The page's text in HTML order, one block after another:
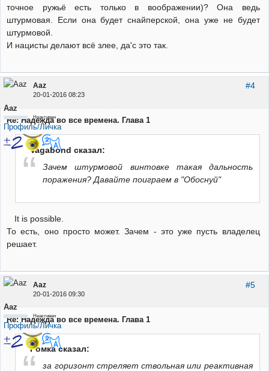
точное ружьё есть только в воображении)? Она ведь
штурмовая. Если она будет снайперской, она уже не будет
штурмовой.
И нацисты делают всё злее, да'с это так.
#4
Aaz
20-01-2016 08:23
Aaz
Неактивен
Профиль/Личка
Re: Надежда во все времена. Глава 1
Vagabond сказал:
Зачем штурмовой винтовке такая дальность
поражения? Давайте поиграем в "Обоснуй"
It is possible.
То есть, оно просто может. Зачем - это уже пусть владелец
решает.
#5
Aaz
20-01-2016 09:30
Aaz
Неактивен
Профиль/Личка
Re: Надежда во все времена. Глава 1
Ромка сказал:
за горизонт стреляет ствольная или реактивная